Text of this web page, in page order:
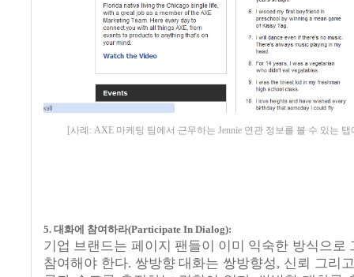
[사례: AXE 마케팅 팀에서 근무하는 Jennie 연관 정보를 볼 수 있는
5. 대화에 참여하라(Participate In Dialog):
기업 브랜드는 페이지 팬들이 이미 익숙한 방식으로
참여해야 한다. 쌍방향 대화는 쌍방향성, 신뢰 그리